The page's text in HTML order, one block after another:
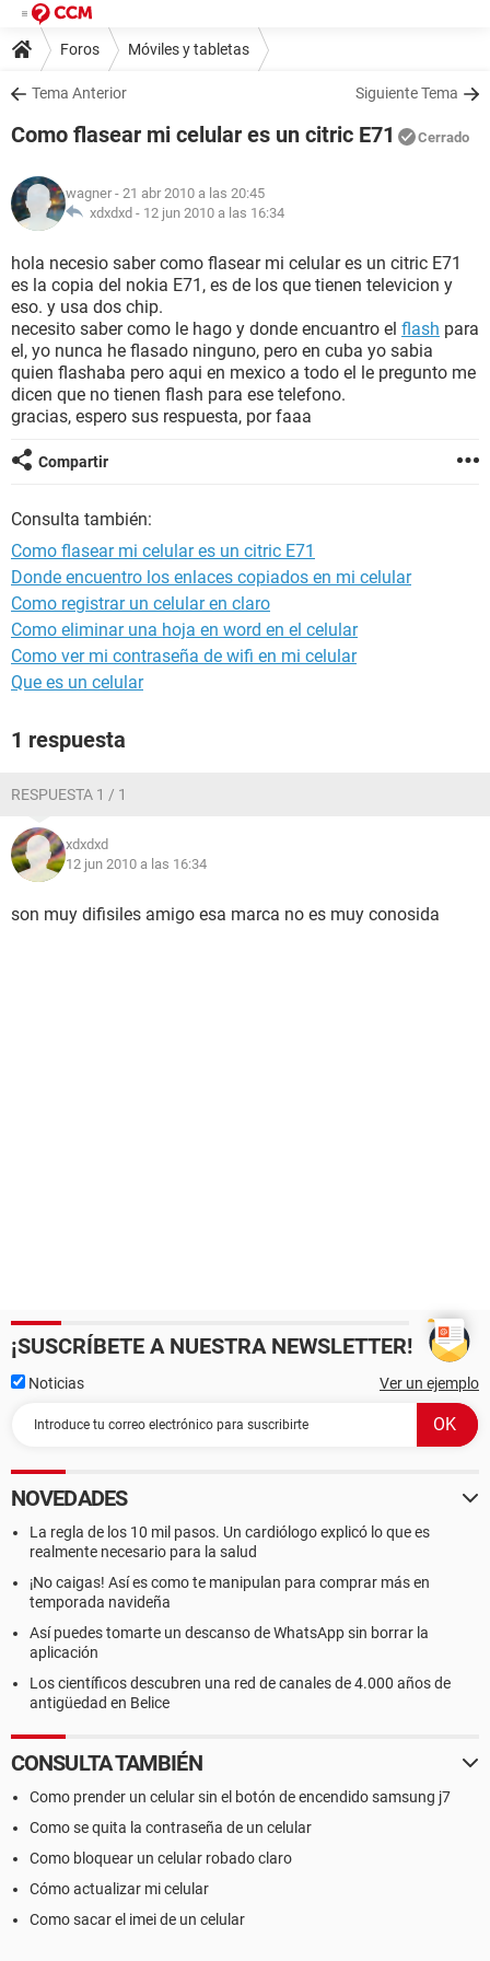
Foros Móviles y tabletas
Tema Anterior Siguiente Tema
Como flasear mi celular es un citric E71 Cerrado
wagner - 21 abr 2010 a las 20:45
xdxdxd - 12 jun 2010 a las 16:34
hola necesio saber como flasear mi celular es un citric E71
es la copia del nokia E71, es de los que tienen televicion y
eso. y usa dos chip.
necesito saber como le hago y donde encuantro el flash para
el, yo nunca he flasado ninguno, pero en cuba yo sabia
quien flashaba pero aqui en mexico a todo el le pregunto me
dicen que no tienen flash para ese telefono.
gracias, espero sus respuesta, por faaa
Compartir
Consulta también:
Como flasear mi celular es un citric E71
Donde encuentro los enlaces copiados en mi celular
Como registrar un celular en claro
Como eliminar una hoja en word en el celular
Como ver mi contraseña de wifi en mi celular
Que es un celular
1 respuesta
RESPUESTA 1 / 1
xdxdxd
12 jun 2010 a las 16:34
son muy difisiles amigo esa marca no es muy conosida
¡SUSCRÍBETE A NUESTRA NEWSLETTER!
Noticias Ver un ejemplo
NOVEDADES
La regla de los 10 mil pasos. Un cardiólogo explicó lo que es
realmente necesario para la salud
¡No caigas! Así es como te manipulan para comprar más en
temporada navideña
Así puedes tomarte un descanso de WhatsApp sin borrar la
aplicación
Los científicos descubren una red de canales de 4.000 años de
antigüedad en Belice
CONSULTA TAMBIÉN
Como prender un celular sin el botón de encendido samsung j7
Como se quita la contraseña de un celular
Como bloquear un celular robado claro
Cómo actualizar mi celular
Como sacar el imei de un celular